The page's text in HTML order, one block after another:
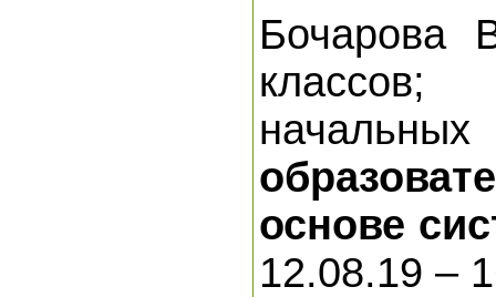
Бочарова
классов;
основе
12.08.19 –